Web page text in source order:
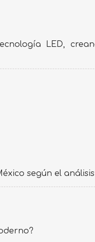
LED,
según el